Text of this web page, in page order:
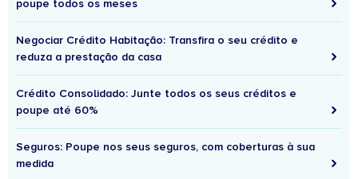
poupe todos os meses
Negociar Crédito Habitação: Transfira o seu crédito e
reduza a prestação da casa
Crédito Consolidado: Junte todos os seus créditos e
poupe até 60%
Seguros: Poupe nos seus seguros, com coberturas à sua
medida